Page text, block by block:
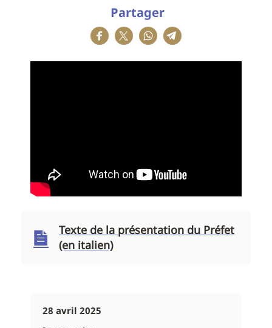
Partager
Texte de la présentation du Préfet
(en italien)
28 avril 2025